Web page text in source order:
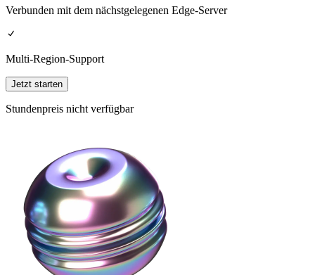
Verbunden mit dem nächstgelegenen Edge-Server
Multi-Region-Support
Jetzt starten
Stundenpreis nicht verfügbar